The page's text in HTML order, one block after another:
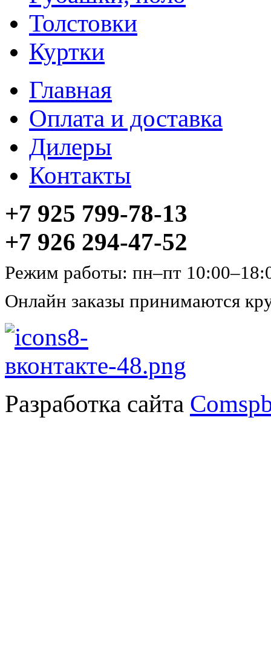
Толстовки
Куртки
Главная
Оплата и доставка
Дилеры
Контакты
+7 925 799-78-13
+7 926 294-47-52
Режим работы: пн–пт
Онлайн заказы принимаются
Разработка сайта